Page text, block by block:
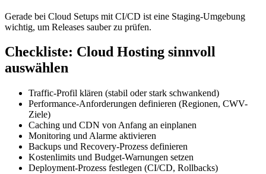
Gerade bei Cloud Setups mit CI/CD ist eine Staging-Umgebung
wichtig, um Releases sauber zu prüfen.
Checkliste: Cloud Hosting sinnvoll
auswählen
Traffic-Profil klären (stabil oder stark schwankend)
Performance-Anforderungen definieren (Regionen, CWV-
Ziele)
Caching und CDN von Anfang an einplanen
Monitoring und Alarme aktivieren
Backups und Recovery-Prozess definieren
Kostenlimits und Budget-Warnungen setzen
Deployment-Prozess festlegen (CI/CD, Rollbacks)